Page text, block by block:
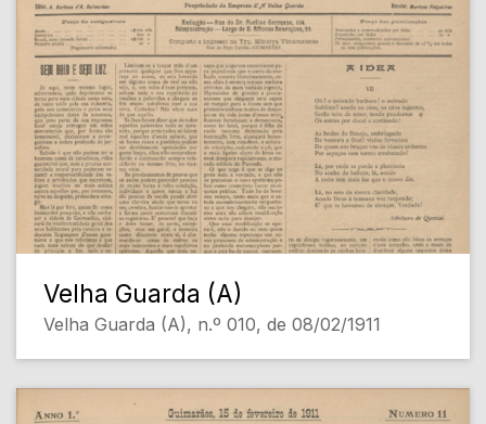
Velha Guarda (A)
Velha Guarda (A), n.º 010, de 08/02/1911